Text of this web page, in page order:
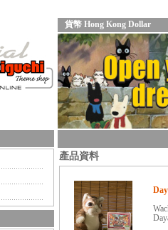
貨幣 Hong Kong Dollar
產品資料